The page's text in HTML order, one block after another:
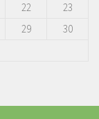
22
23
29
30